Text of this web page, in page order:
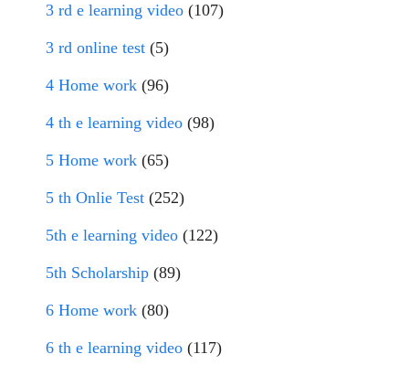
3 rd e learning video (107)
3 rd online test (5)
4 Home work (96)
4 th e learning video (98)
5 Home work (65)
5 th Onlie Test (252)
5th e learning video (122)
5th Scholarship (89)
6 Home work (80)
6 th e learning video (117)